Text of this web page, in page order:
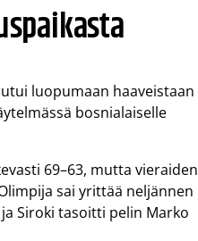
luopumaan haaveistaan
bosnialaiselle
69–63, mutta vieraiden
sai yrittää neljännen
Siroki tasoitti pelin Marko